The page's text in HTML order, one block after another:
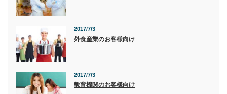
2017/7/3
外食産業のお客様向け
2017/7/3
教育機関のお客様向け